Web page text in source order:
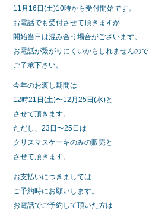
11月16日(土)10時から受付開始です。
お電話でも受付させて頂きますが
開始当日は混み合う場合がございます。
お電話が繋がりにくいかもしれませんので
ご了承下さい。
今年のお渡し期間は
12時21日(土)〜12月25日(水)と
させて頂きます。
ただし、23日〜25日は
クリスマスケーキのみの販売と
させて頂きます。
お支払いにつきましては
ご予約時にお願いします。
お電話でご予約して頂いた方は